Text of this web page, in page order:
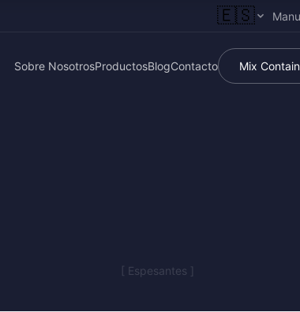
🇪🇸
Sobre NosotrosProductosBlogContacto Mix
[ Espesantes ]